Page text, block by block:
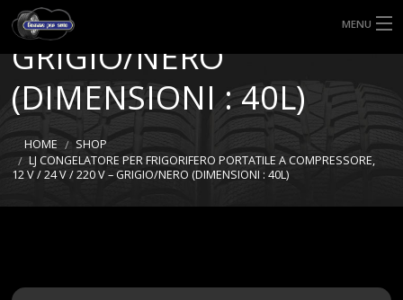
MENU
HOME
TIPI DI GOMME
MISURE GOMME
24 V / 220 V –
GRIGIO/NERO
(DIMENSIONI : 40L)
HOME
SHOP
LJ CONGELATORE PER FRIGORIFERO PORTATILE A COMPRESSORE,
12 V / 24 V / 220 V – GRIGIO/NERO (DIMENSIONI : 40L)